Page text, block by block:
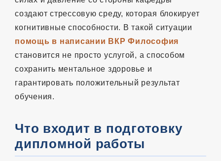
создают стрессовую среду, которая блокирует
когнитивные способности. В такой ситуации
помощь в написании ВКР Философия
становится не просто услугой, а способом
сохранить ментальное здоровье и
гарантировать положительный результат
обучения.
Что входит в подготовку
дипломной работы